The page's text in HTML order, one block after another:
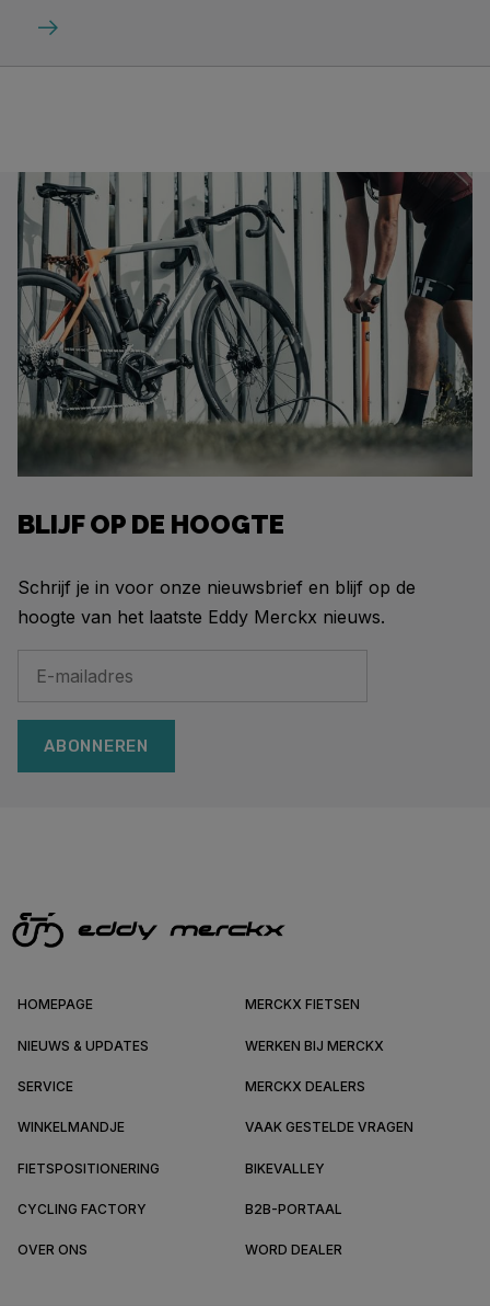
BLIJF OP DE HOOGTE
Schrijf je in voor onze nieuwsbrief en blijf op de
hoogte van het laatste Eddy Merckx nieuws.
ABONNEREN
HOMEPAGE MERCKX FIETSEN
NIEUWS & UPDATES WERKEN BIJ MERCKX
SERVICE MERCKX DEALERS
WINKELMANDJE VAAK GESTELDE VRAGEN
FIETSPOSITIONERING BIKEVALLEY
CYCLING FACTORY B2B-PORTAAL
OVER ONS WORD DEALER